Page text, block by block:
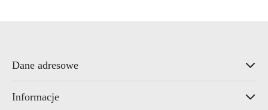
Dane adresowe
Informacje